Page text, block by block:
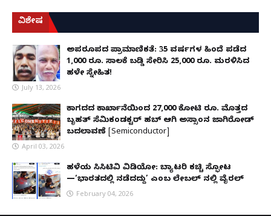
ವಿಶೇಷ
ಅಪರೂಪದ ಪ್ರಾಮಾಣಿಕತೆ: 35 ವರ್ಷಗಳ ಹಿಂದೆ ಪಡೆದ
1,000 ರೂ. ಸಾಲಕ್ಕೆ ಬಡ್ಡಿ ಸೇರಿಸಿ 25,000 ರೂ. ಮರಳಿಸಿದ
ಹಳೇ ಸ್ನೇಹಿತ!
July 13, 2026
ಕಾಗದದ ಕಾರ್ಖಾನೆಯಿಂದ 27,000 ಕೋಟಿ ರೂ. ಮೊತ್ತದ
ಬೃಹತ್ ಸೆಮಿಕಂಡಕ್ಟರ್ ಹಬ್ ಆಗಿ ಅಸ್ಸಾಂನ ಜಾಗಿರೋಡ್
ಬದಲಾವಣೆ [Semiconductor]
April 03, 2026
ಹಳೆಯ ಸಿಸಿಟಿವಿ ವಿಡಿಯೋ: ಬ್ಯಾಟರಿ ಕಚ್ಚಿ ಸ್ಫೋಟ
—‘ಭಾರತದಲ್ಲಿ ನಡೆದದ್ದು’ ಎಂಬ ಲೇಬಲ್ ನಲ್ಲಿ ವೈರಲ್
February 04, 2026